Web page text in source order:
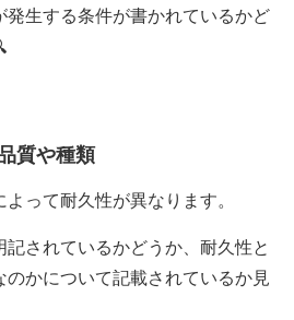
発生する条件が書かれているかど
質や種類
って耐久性が異なります。
記されているかどうか、耐久性と
かについて記載されているか見